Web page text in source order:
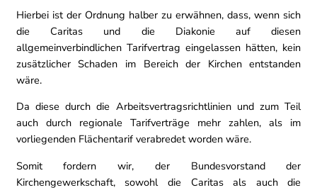
Hierbei ist der Ordnung halber zu erwähnen, dass, wenn sich
die Caritas und die Diakonie auf diesen
allgemeinverbindlichen Tarifvertrag eingelassen hätten, kein
zusätzlicher Schaden im Bereich der Kirchen entstanden
wäre.
Da diese durch die Arbeitsvertragsrichtlinien und zum Teil
auch durch regionale Tarifverträge mehr zahlen, als im
vorliegenden Flächentarif verabredet worden wäre.
Somit fordern wir, der Bundesvorstand der
Kirchengewerkschaft, sowohl die Caritas als auch die